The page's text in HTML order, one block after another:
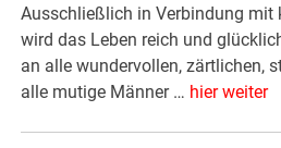
Ausschließlich in Verbindung mit
wird das Leben reich und
an alle wundervollen, zärtlichen,
alle mutige Männer … hier weiter